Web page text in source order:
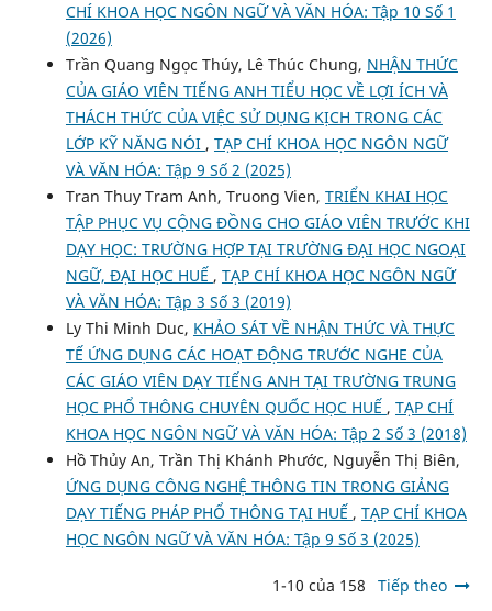
CHÍ KHOA HỌC NGÔN NGỮ VÀ VĂN HÓA: Tập 10 Số 1
(2026)
Trần Quang Ngọc Thúy, Lê Thúc Chung, NHẬN THỨC
CỦA GIÁO VIÊN TIẾNG ANH TIỂU HỌC VỀ LỢI ÍCH VÀ
THÁCH THỨC CỦA VIỆC SỬ DỤNG KỊCH TRONG CÁC
LỚP KỸ NĂNG NÓI , TẠP CHÍ KHOA HỌC NGÔN NGỮ
VÀ VĂN HÓA: Tập 9 Số 2 (2025)
Tran Thuy Tram Anh, Truong Vien, TRIỂN KHAI HỌC
TẬP PHỤC VỤ CỘNG ĐỒNG CHO GIÁO VIÊN TRƯỚC KHI
DẠY HỌC: TRƯỜNG HỢP TẠI TRƯỜNG ĐẠI HỌC NGOẠI
NGỮ, ĐẠI HỌC HUẾ , TẠP CHÍ KHOA HỌC NGÔN NGỮ
VÀ VĂN HÓA: Tập 3 Số 3 (2019)
Ly Thi Minh Duc, KHẢO SÁT VỀ NHẬN THỨC VÀ THỰC
TẾ ỨNG DỤNG CÁC HOẠT ĐỘNG TRƯỚC NGHE CỦA
CÁC GIÁO VIÊN DẠY TIẾNG ANH TẠI TRƯỜNG TRUNG
HỌC PHỔ THÔNG CHUYÊN QUỐC HỌC HUẾ , TẠP CHÍ
KHOA HỌC NGÔN NGỮ VÀ VĂN HÓA: Tập 2 Số 3 (2018)
Hồ Thủy An, Trần Thị Khánh Phước, Nguyễn Thị Biên,
ỨNG DỤNG CÔNG NGHỆ THÔNG TIN TRONG GIẢNG
DẠY TIẾNG PHÁP PHỔ THÔNG TẠI HUẾ , TẠP CHÍ KHOA
HỌC NGÔN NGỮ VÀ VĂN HÓA: Tập 9 Số 3 (2025)
1-10 của 158 Tiếp theo